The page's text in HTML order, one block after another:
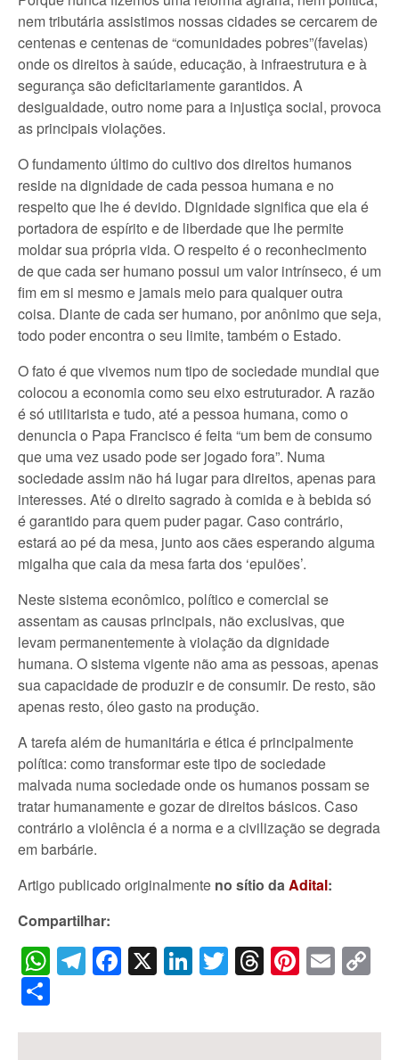
nem tributária assistimos nossas cidades se cercarem de
centenas e centenas de “comunidades pobres”(favelas)
onde os direitos à saúde, educação, à infraestrutura e à
segurança são deficitariamente garantidos. A
desigualdade, outro nome para a injustiça social, provoca
as principais violações.
O fundamento último do cultivo dos direitos humanos
reside na dignidade de cada pessoa humana e no
respeito que lhe é devido. Dignidade significa que ela é
portadora de espírito e de liberdade que lhe permite
moldar sua própria vida. O respeito é o reconhecimento
de que cada ser humano possui um valor intrínseco, é um
fim em si mesmo e jamais meio para qualquer outra
coisa. Diante de cada ser humano, por anônimo que seja,
todo poder encontra o seu limite, também o Estado.
O fato é que vivemos num tipo de sociedade mundial que
colocou a economia como seu eixo estruturador. A razão
é só utilitarista e tudo, até a pessoa humana, como o
denuncia o Papa Francisco é feita “um bem de consumo
que uma vez usado pode ser jogado fora”. Numa
sociedade assim não há lugar para direitos, apenas para
interesses. Até o direito sagrado à comida e à bebida só
é garantido para quem puder pagar. Caso contrário,
estará ao pé da mesa, junto aos cães esperando alguma
migalha que caia da mesa farta dos ‘epulões’.
Neste sistema econômico, político e comercial se
assentam as causas principais, não exclusivas, que
levam permanentemente à violação da dignidade
humana. O sistema vigente não ama as pessoas, apenas
sua capacidade de produzir e de consumir. De resto, são
apenas resto, óleo gasto na produção.
A tarefa além de humanitária e ética é principalmente
política: como transformar este tipo de sociedade
malvada numa sociedade onde os humanos possam se
tratar humanamente e gozar de direitos básicos. Caso
contrário a violência é a norma e a civilização se degrada
em barbárie.
Artigo publicado originalmente no sítio daAdital:
Compartilhar:
WhatsApp
Telegram
Facebook
X LinkedIn
Twitter
Threads